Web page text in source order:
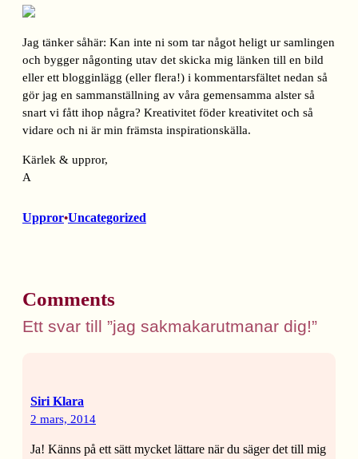
Jag tänker såhär: Kan inte ni som tar något heligt ur samlingen
och bygger någonting utav det skicka mig länken till en bild
eller ett blogginlägg (eller flera!) i kommentarsfältet nedan så
gör jag en sammanställning av våra gemensamma alster så
snart vi fått ihop några? Kreativitet föder kreativitet och så
vidare och ni är min främsta inspirationskälla.
Kärlek & uppror,
A
Uppror•Uncategorized
Comments
Ett svar till ”jag sakmakarutmanar dig!”
Siri Klara
2 mars, 2014
Ja! Känns på ett sätt mycket lättare när du säger det till mig